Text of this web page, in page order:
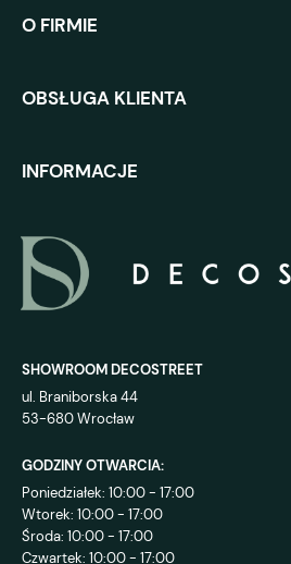
O FIRMIE
OBSŁUGA KLIENTA
INFORMACJE
SHOWROOM DECOSTREET
ul. Braniborska 44
53-680 Wrocław
GODZINY OTWARCIA:
Poniedziałek: 10:00 - 17:00
Wtorek: 10:00 - 17:00
Środa: 10:00 - 17:00
Czwartek: 10:00 - 17:00